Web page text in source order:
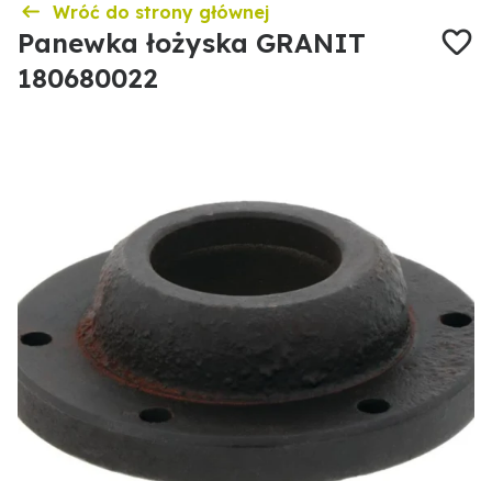
Wróć do strony głównej
Panewka łożyska GRANIT
180680022